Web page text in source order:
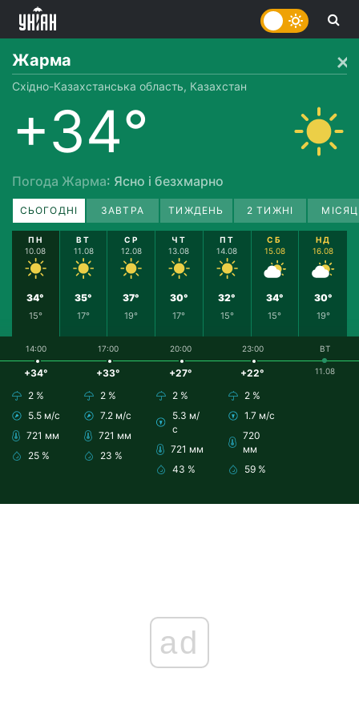
Жарма
Східно-Казахстанська область, Казахстан
+34°
Погода Жарма: Ясно і безхмарно
СЬОГОДНІ ЗАВТРА ТИЖДЕНЬ 2 ТИЖНІ
ПН
10.08
34°
15°
ВТ
11.08
35°
17°
СР
12.08
37°
19°
ЧТ
13.08
30°
17°
ПТ
14.08
32°
15°
СБ
15.08
34°
15°
НД
16.08
30°
19°
14:00
+34°
2 %
5.5 м/с
721 мм
25 %
17:00
+33°
2 %
7.2 м/с
721 мм
23 %
20:00
+27°
2 %
5.3 м/
с
721 мм
43 %
23:00
+22°
2 %
1.7 м/с
720
мм
59 %
ВТ
11.08
ad